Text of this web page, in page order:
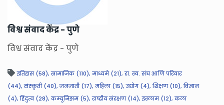
विश्व संवाद केंद्र - पुणे
विश्व संवाद केंद्र - पुणे
इतिहास (58), सामाजिक (110), माध्यमे (21), रा. स्व. संघ आणि परिवार
(44), संस्कृती (40), जनजाती (17), महिला (15), उद्योग (4), शिक्षण (10), विज्ञान
(4), हिंदुत्व (28), कम्युनिझम (5), राष्ट्रीय संरक्षण (14), इस्लाम (12), कला